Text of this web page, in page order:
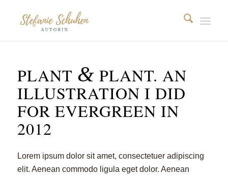
PLANT & PLANT. AN
ILLUSTRATION I DID
FOR EVERGREEN IN
2012
Lorem ipsum dolor sit amet, consectetuer adipiscing
elit. Aenean commodo ligula eget dolor. Aenean